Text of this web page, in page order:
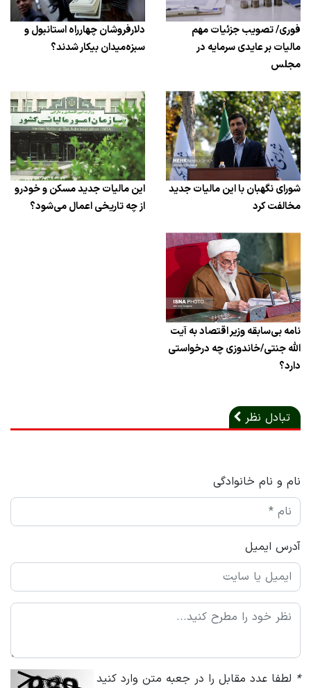
فوری/ تصویب جزئیات مهم
مالیات بر عایدی سرمایه در
مجلس
دلارفروشان چهارراه استانبول و
سبزه‌میدان بیکار شدند؟
شورای نگهبان با این مالیات جدید
مخالفت کرد
این مالیات جدید مسکن و خودرو
از چه تاریخی اعمال می‌شود؟
نامه بی‌سابقه وزیر اقتصاد به آیت
الله جنتی/خاندوزی چه درخواستی
دارد؟
تبادل نظر
نام و نام خانوادگی
آدرس ایمیل
* لطفا عدد مقابل را در جعبه متن وارد کنید